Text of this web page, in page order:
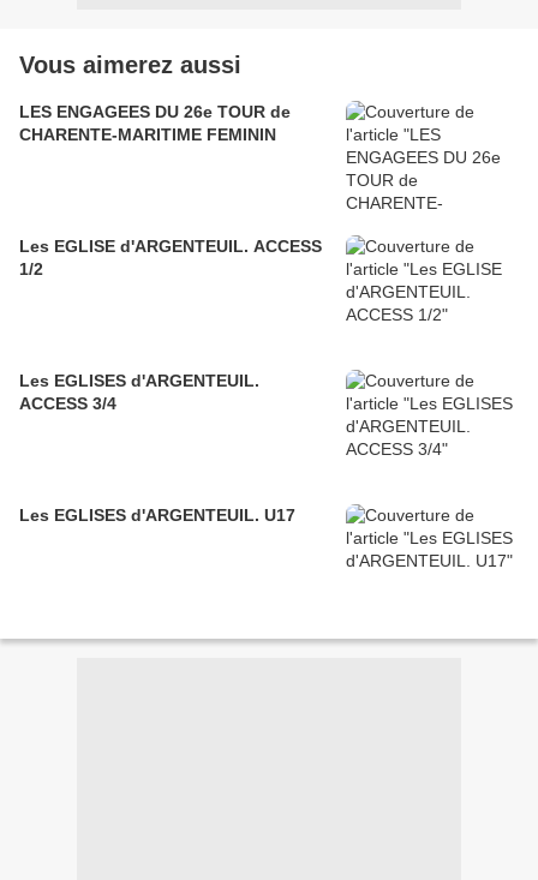
Vous aimerez aussi
LES ENGAGEES DU 26e TOUR de
CHARENTE-MARITIME FEMININ
Les EGLISE d'ARGENTEUIL. ACCESS
1/2
Les EGLISES d'ARGENTEUIL.
ACCESS 3/4
Les EGLISES d'ARGENTEUIL. U17